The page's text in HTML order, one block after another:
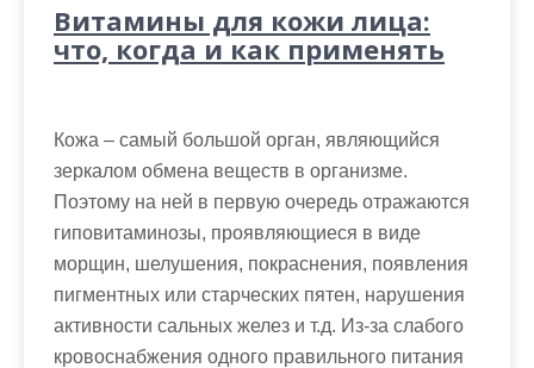
Витамины для кожи лица:
что, когда и как применять
Кожа – самый большой орган, являющийся
зеркалом обмена веществ в организме.
Поэтому на ней в первую очередь отражаются
гиповитаминозы, проявляющиеся в виде
морщин, шелушения, покраснения, появления
пигментных или старческих пятен, нарушения
активности сальных желез и т.д. Из-за слабого
кровоснабжения одного правильного питания